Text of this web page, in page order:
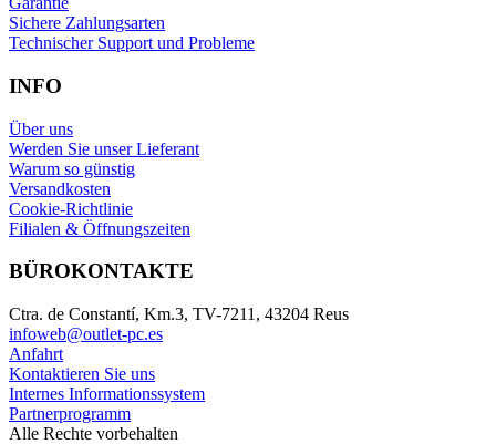
Sichere Zahlungsarten
Technischer Support und Probleme
INFO
Über uns
Werden Sie unser Lieferant
Warum so günstig
Versandkosten
Cookie-Richtlinie
Filialen & Öffnungszeiten
BÜROKONTAKTE
Ctra. de Constantí, Km.3, TV-7211, 43204 Reus
infoweb@outlet-pc.es
Anfahrt
Kontaktieren Sie uns
Internes Informationssystem
Partnerprogramm
Alle Rechte vorbehalten